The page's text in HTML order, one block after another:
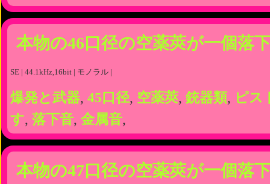
本物の46口径の空薬莢が一個落
SE | 44.1kHz,16bit | モノラル |
爆発と武器, 45口径, 空薬莢, 銃器類, ピス
す, 落下音, 金属音,
本物の47口径の空薬莢が一個落